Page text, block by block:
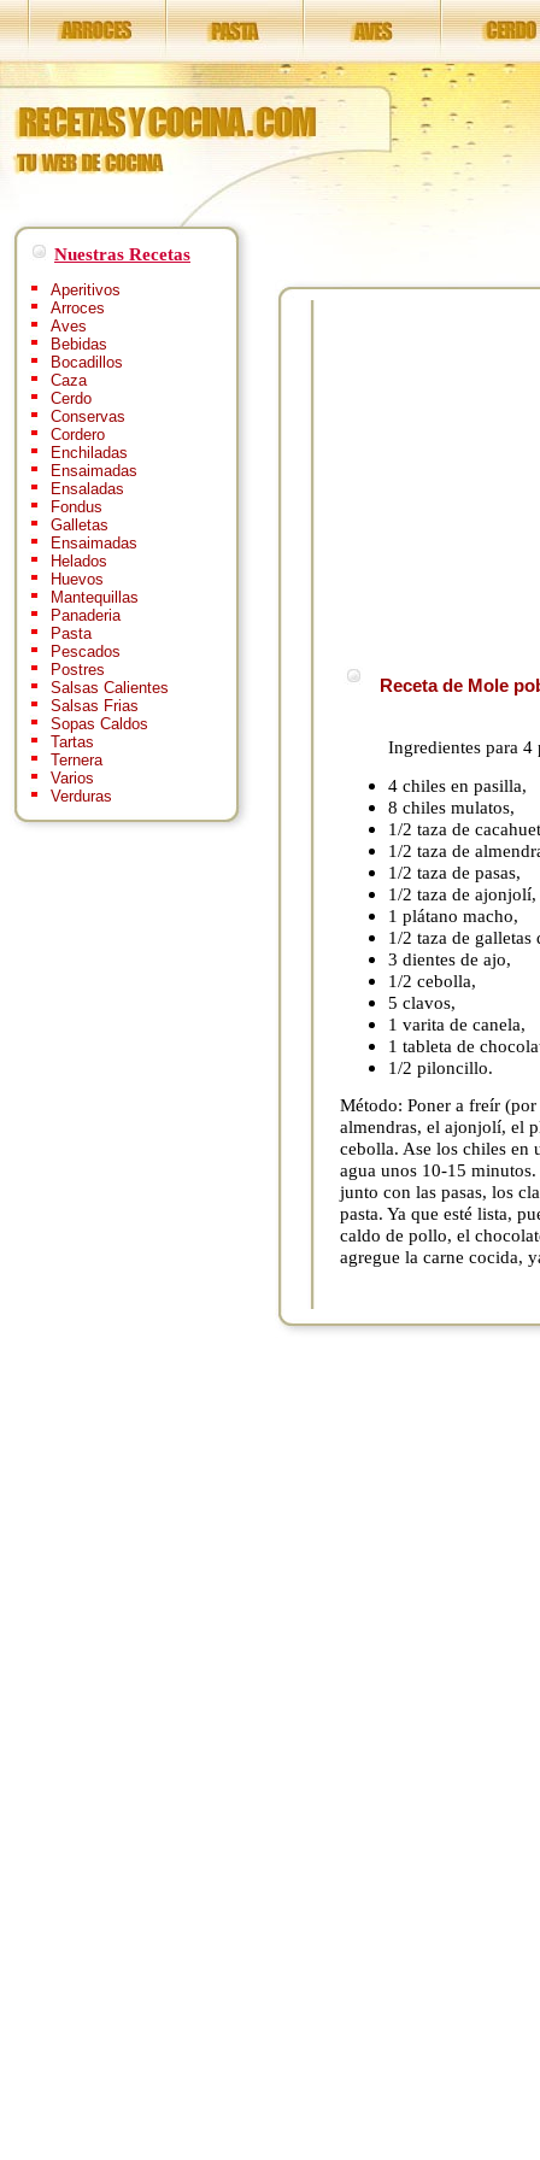
Nuestras Recetas
Aperitivos
Arroces
Aves
Bebidas
Bocadillos
Caza
Cerdo
Conservas
Cordero
Enchiladas
Ensaimadas
Ensaladas
Fondus
Galletas
Ensaimadas
Helados
Huevos
Mantequillas
Panaderia
Pasta
Pescados
Postres
Salsas Calientes
Salsas Frias
Sopas Caldos
Tartas
Ternera
Varios
Verduras
Receta de Mole
Ingredientes para 4
4 chiles en pasilla,
8 chiles mulatos,
1/2 taza de
1/2 taza de
1/2 taza de pasas,
1/2 taza de ajonjolí,
1 plátano macho,
1/2 taza de galletas
3 dientes de ajo,
1/2 cebolla,
5 clavos,
1 varita de canela,
1 tableta de
1/2 piloncillo.
Método: Poner a freír (por
almendras, el ajonjolí, el
cebolla. Ase los chiles en
agua unos 10-15
junto con las pasas, los
pasta. Ya que esté lista,
caldo de pollo, el
agregue la carne cocida,